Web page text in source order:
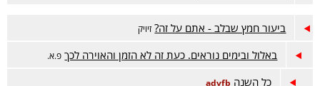
ביעור חמץ שבלב - אתם על זה? זיויק
באלול ובימים נוראים. כעת זה לא הזמן והאוירה לכך פ.א.
כל השנה advfb